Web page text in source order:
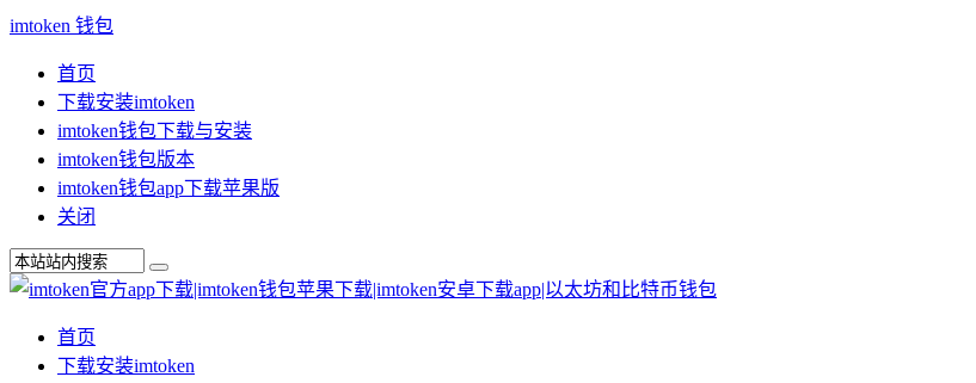
imtoken 钱包
首页
下载安装imtoken
imtoken钱包下载与安装
imtoken钱包版本
imtoken钱包app下载苹果版
关闭
首页
下载安装imtoken